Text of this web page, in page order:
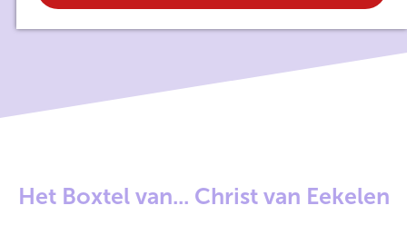
e
Het Boxtel van... Christ van Eekelen